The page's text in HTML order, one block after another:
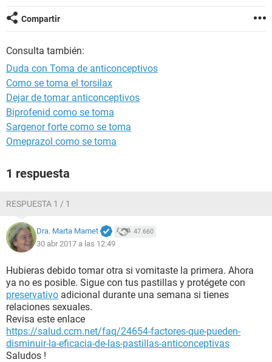
Compartir
Consulta también:
Duda con Toma de anticonceptivos
Como se toma el torsilax
Dejar de tomar anticonceptivos
Biprofenid como se toma
Sargenor forte como se toma
Omeprazol como se toma
1 respuesta
RESPUESTA 1 / 1
Dra. Marta Marnet 47.660
30 abr 2017 a las 12:49
Hubieras debido tomar otra si vomitaste la primera. Ahora
ya no es posible. Sigue con tus pastillas y protégete con
preservativo adicional durante una semana si tienes
relaciones sexuales.
Revisa este enlace
https://salud.ccm.net/faq/24654-factores-que-pueden-
disminuir-la-eficacia-de-las-pastillas-anticonceptivas
Saludos !